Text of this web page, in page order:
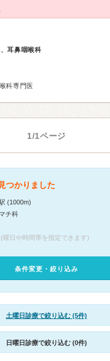
耳鼻咽喉科
科専門医
1/1ページ
つかりました
(1000m)
チ科
曜日や時間帯を指定できます)
条件変更・絞り込み
土曜日診療で絞り込む (5件)
日曜日診療で絞り込む (0件)